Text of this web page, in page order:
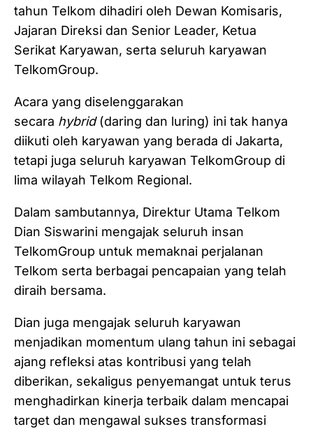
tahun Telkom dihadiri oleh Dewan Komisaris,
Jajaran Direksi dan Senior Leader, Ketua
Serikat Karyawan, serta seluruh karyawan
TelkomGroup.
Acara yang diselenggarakan
secara hybrid(daring dan luring) ini tak hanya
diikuti oleh karyawan yang berada di Jakarta,
tetapi juga seluruh karyawan TelkomGroup di
lima wilayah Telkom Regional.
Dalam sambutannya, Direktur Utama Telkom
Dian Siswarini mengajak seluruh insan
TelkomGroup untuk memaknai perjalanan
Telkom serta berbagai pencapaian yang telah
diraih bersama.
Dian juga mengajak seluruh karyawan
menjadikan momentum ulang tahun ini sebagai
ajang refleksi atas kontribusi yang telah
diberikan, sekaligus penyemangat untuk terus
menghadirkan kinerja terbaik dalam mencapai
target dan mengawal sukses transformasi